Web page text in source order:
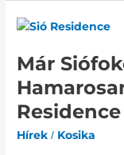
Már
Hírek / Kosika
Már
is
–
Hamarosan
indul